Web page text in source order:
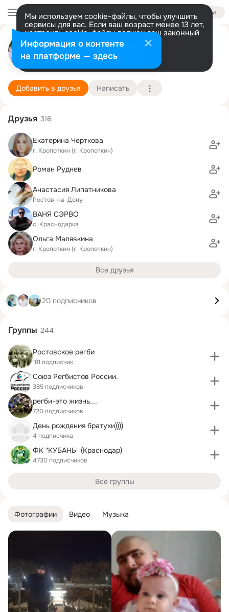
Войти
Мы используем cookie-файлы, чтобы улучшить
сервисы для вас. Если ваш возраст менее 13 лет,
настроить cookie-файлы должен ваш законный
представитель. Больше информации
Разрешить все Настроить
ÄΛξkςάңĎęř Кצңลķøßςkΰú
Ростов на Дону
2 школа
Подробнее
Добавить в друзья Написать
Фотографии Видео Музыка
Друзья 316
Екатерина Черткова
г. Кропоткин (г. Кропоткин)
Роман Руднев
Анастасия Липатникова
Ростов-на-Дону
ВАНЯ СЭРВО
с. Краснодарка
Ольга Малявкина
г. Кропоткин (г. Кропоткин)
Все друзья
20 подписчиков
Группы 244
Ростовское регби
181 подписчик
Союз Регбистов России.
385 подписчиков
регби-это жизнь....
720 подписчиков
День рождения братухи))))
4 подписчика
ФК "КУБАНЬ" (Краснодар)
4730 подписчиков
Все группы
Информация о контенте
на платформе — здесь